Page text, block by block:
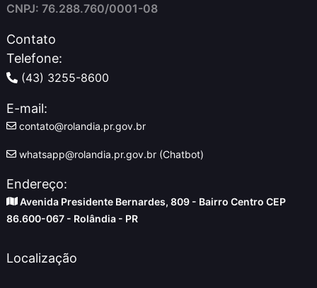
CNPJ: 76.288.760/0001-08
Contato
Telefone:
(43) 3255-8600
E-mail:
contato@rolandia.pr.gov.br
whatsapp@rolandia.pr.gov.br (Chatbot)
Endereço:
Avenida Presidente Bernardes, 809 - Bairro Centro CEP
86.600-067 - Rolândia - PR
Localização